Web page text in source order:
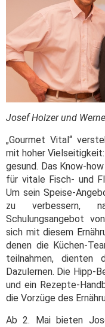
Josef Holzer und
„Gourmet Vital“
mit hoher
gesund. Das Know-
für vitale Fisch- und
Um sein Speise-
zu verbessern,
Schulungsangebot
sich mit diesem
denen die Küchen-
teilnahmen, dienten
Dazulernen. Die Hipp-
und ein Rezepte-
die Vorzüge des
Ab 2. Mai bieten